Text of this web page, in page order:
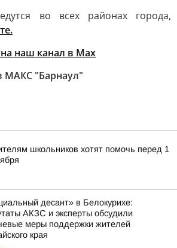
во всех районах города,
наш канал в Max
МАКС "Барнаул"
школьников хотят помочь перед 1
десант» в Белокурихе:
АКЗС и эксперты обсудили
меры поддержки жителей
края